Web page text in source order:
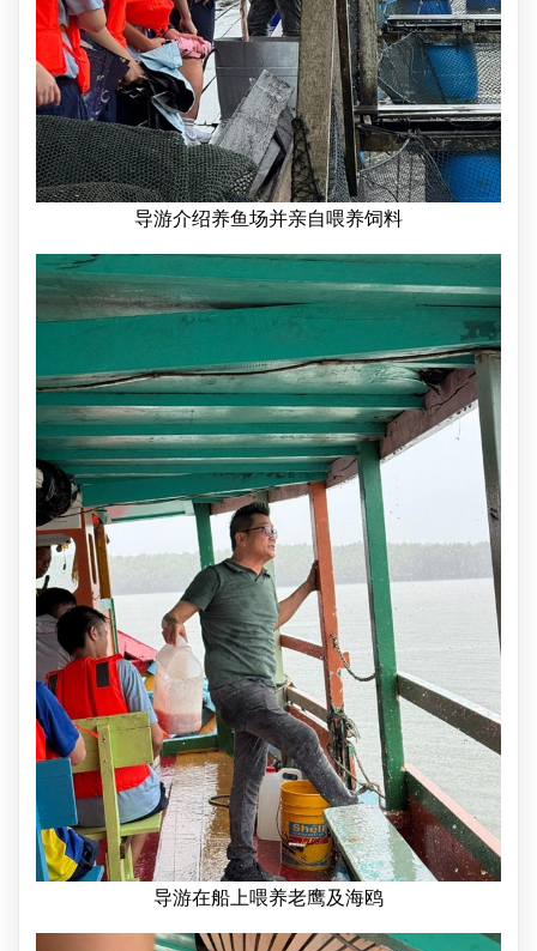
导游介绍养鱼场并亲自喂养饲料
导游在船上喂养老鹰及海鸥